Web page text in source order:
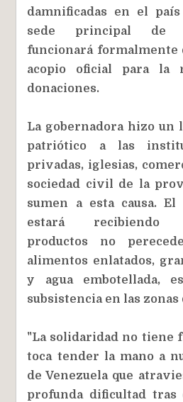
damnificadas en el
sede principal de
funcionará formalmente
acopio oficial para la
donaciones.
La gobernadora hizo un
patriótico a las
privadas, iglesias,
sociedad civil de la
sumen a esta causa.
estará recibiendo
productos no
alimentos enlatados,
y agua embotellada,
subsistencia en las zonas
"La solidaridad no tiene
toca tender la mano a
de Venezuela que
profunda dificultad tras